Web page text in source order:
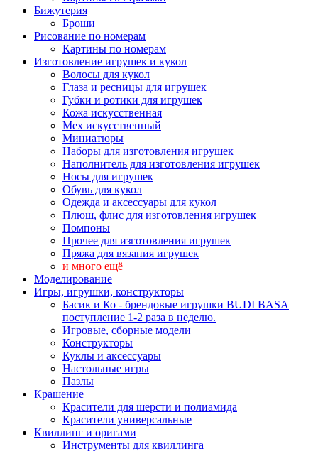
Бижутерия
Броши
Рисование по номерам
Картины по номерам
Изготовление игрушек и кукол
Волосы для кукол
Глаза и ресницы для игрушек
Губки и ротики для игрушек
Кожа искусственная
Мех искусственный
Миниатюры
Наборы для изготовления игрушек
Наполнитель для изготовления игрушек
Носы для игрушек
Обувь для кукол
Одежда и аксессуары для кукол
Плюш, флис для изготовления игрушек
Помпоны
Прочее для изготовления игрушек
Пряжа для вязания игрушек
и много ещё
Моделирование
Игры, игрушки, конструкторы
Басик и Ко - брендовые игрушки BUDI BASA
поступление 1-2 раза в неделю.
Игровые, сборные модели
Конструкторы
Куклы и аксессуары
Настольные игры
Пазлы
Крашение
Красители для шерсти и полиамида
Красители универсальные
Квиллинг и оригами
Инструменты для квиллинга